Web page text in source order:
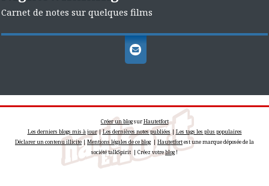
Carnet de notes sur quelques films
Créer un blogsurHautetfort
Les derniers blogs mis à jour|Les dernières notes publiées |Les tags les plus populaires
Déclarer un contenu illicite| Mentions légales de ce blog| Hautetfortest une marque déposée de la
société talkSpirit | Créez votreblog!